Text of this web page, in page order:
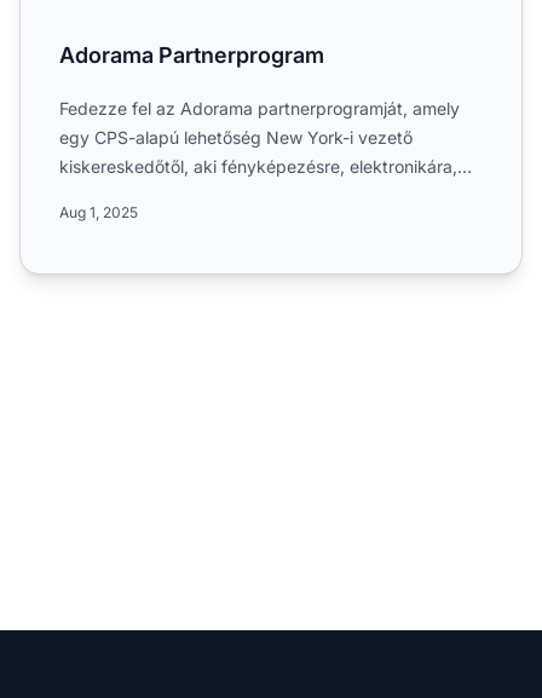
Adorama Partnerprogram
Fedezze fel az Adorama partnerprogramját, amely
egy CPS-alapú lehetőség New York-i vezető
kiskereskedőtől, aki fényképezésre, elektronikára,
Aug 1, 2025